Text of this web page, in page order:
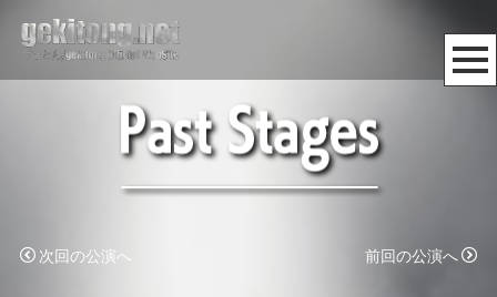
次回の公演へ 前回の公演へ